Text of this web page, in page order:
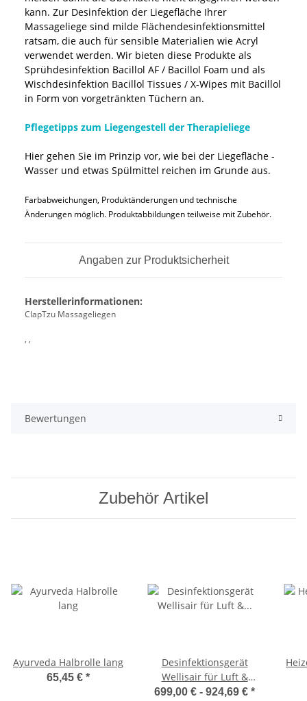
kann. Zur Desinfektion der Liegefläche Ihrer
Massageliege sind milde Flächendesinfektionsmittel
ratsam, die auch für sensible Materialien wie Acryl
verwendet werden. Wir bieten diese Produkte als
Sprühdesinfektion Bacillol AF / Bacillol Foam und als
Wischdesinfektion Bacillol Tissues / X-Wipes mit Bacillol
in Form von vorgetränkten Tüchern an.
Pflegetipps zum Liegengestell der Therapieliege
Hier gehen Sie im Prinzip vor, wie bei der Liegefläche -
Wasser und etwas Spülmittel reichen im Grunde aus.
Farbabweichungen, Produktänderungen und technische
Änderungen möglich. Produktabbildungen teilweise mit Zubehör.
Angaben zur Produktsicherheit
Herstellerinformationen:
ClapTzu Massageliegen
, ,
Bewertungen
Zubehör Artikel
Ayurveda Halbrolle lang
65,45 € *
Desinfektionsgerät
Wellisair für Luft &
Oberflächen inkl.
699,00 € - 924,69 € *